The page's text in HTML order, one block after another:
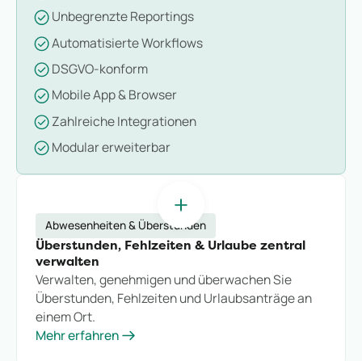
Unbegrenzte Reportings
Automatisierte Workflows
DSGVO-konform
Mobile App & Browser
Zahlreiche Integrationen
Modular erweiterbar
Abwesenheiten & Überstunden
Überstunden, Fehlzeiten & Urlaube zentral
verwalten
Verwalten, genehmigen und überwachen Sie
Überstunden, Fehlzeiten und Urlaubsanträge an
einem Ort.
Mehr erfahren